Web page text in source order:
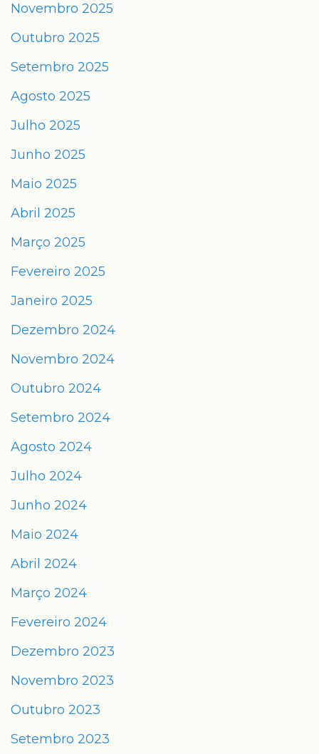
Novembro 2025
Outubro 2025
Setembro 2025
Agosto 2025
Julho 2025
Junho 2025
Maio 2025
Abril 2025
Março 2025
Fevereiro 2025
Janeiro 2025
Dezembro 2024
Novembro 2024
Outubro 2024
Setembro 2024
Agosto 2024
Julho 2024
Junho 2024
Maio 2024
Abril 2024
Março 2024
Fevereiro 2024
Dezembro 2023
Novembro 2023
Outubro 2023
Setembro 2023